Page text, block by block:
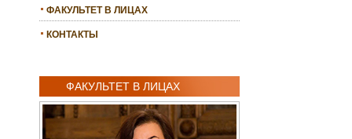
ФАКУЛЬТЕТ В ЛИЦАХ
КОНТАКТЫ
ФАКУЛЬТЕТ В ЛИЦАХ